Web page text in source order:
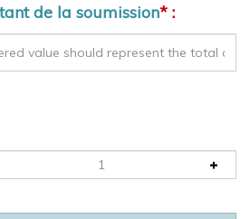
de la soumission* :